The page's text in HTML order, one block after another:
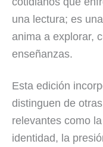
una lectura; es
anima a explorar,
enseñanzas.
Esta edición
distinguen de
relevantes como
identidad, la